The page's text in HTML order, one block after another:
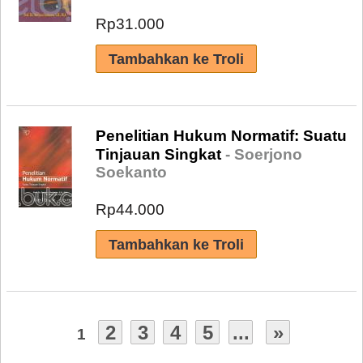
Rp31.000
Penelitian Hukum Normatif: Suatu
Tinjauan Singkat - Soerjono
Soekanto
Rp44.000
1 2 3 4 5 ... »